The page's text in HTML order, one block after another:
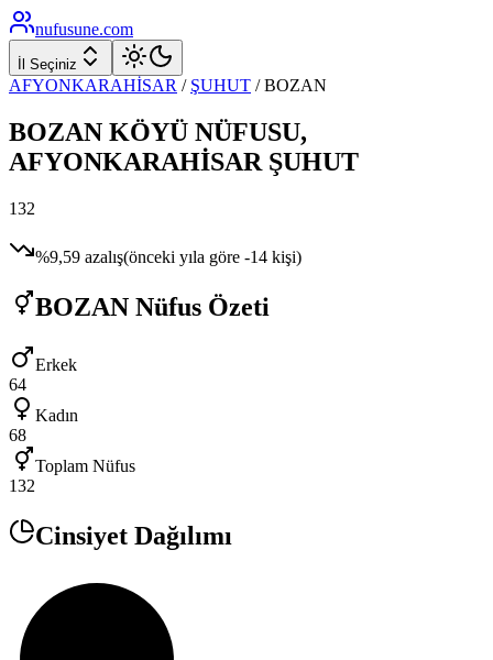
nufusune.com
İl Seçiniz
AFYONKARAHİSAR / ŞUHUT /BOZAN
BOZAN KÖYÜ NÜFUSU,
AFYONKARAHİSAR ŞUHUT
132
%9,59 azalış(önceki yıla göre -14 kişi)
BOZAN Nüfus Özeti
Erkek
64
Kadın
68
Toplam Nüfus
132
Cinsiyet Dağılımı